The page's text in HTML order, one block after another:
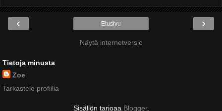
‹ ›
Etusivu
Näytä internetversio
Tietoja minusta
Zoe
Tarkastele profiilia
Sisällön tarjoaa Blogger.